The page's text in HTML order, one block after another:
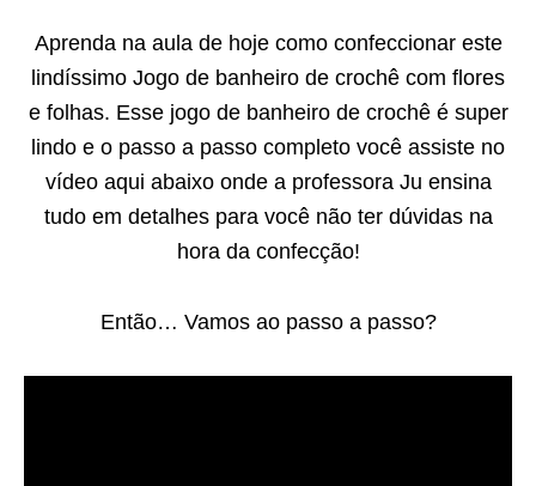
Aprenda na aula de hoje como confeccionar este
lindíssimo Jogo de banheiro de crochê com flores
e folhas. Esse jogo de banheiro de crochê é super
lindo e o passo a passo completo você assiste no
vídeo aqui abaixo onde a professora Ju ensina
tudo em detalhes para você não ter dúvidas na
hora da confecção!
Então… Vamos ao passo a passo?